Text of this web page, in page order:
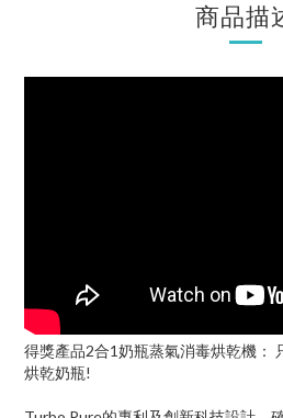
商品描
得獎產品2合1奶瓶蒸氣消毒烘乾機：
烘乾奶瓶!